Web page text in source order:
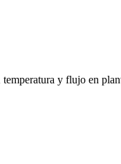
y flujo en